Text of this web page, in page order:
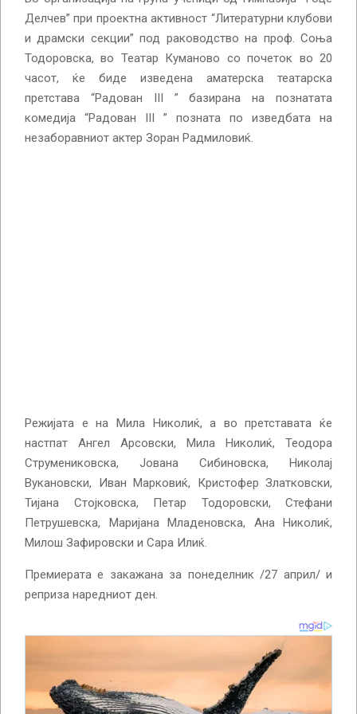
Делчев” при проектна активност “Литературни клубови
и драмски секции” под раководство на проф. Соња
Тодоровска, во Театар Куманово со почеток во 20
часот, ќе биде изведена аматерска театарска
претстава “Радован III ” базирана на познатата
комедија “Радован III ” позната по изведбата на
незаборавниот актер Зоран Радмиловиќ.
Режијата е на Мила Николиќ, а во претставата ќе
настпат Ангел Арсовски, Мила Николиќ, Теодора
Струмениковска, Јована Сибиновска, Николај
Вукановски, Иван Марковиќ, Кристофер Златковски,
Тијана Стојковска, Петар Тодоровски, Стефани
Петрушевска, Маријана Младеновска, Ана Николиќ,
Милош Зафировски и Сара Илиќ.
Премиерата е закажана за понеделник /27 април/ и
реприза наредниот ден.